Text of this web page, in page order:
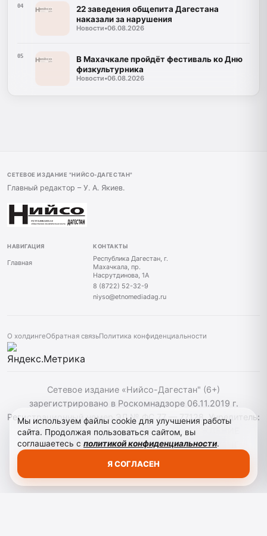
04
22 заведения общепита Дагестана
наказали за нарушения
Новости•06.08.2026
05
В Махачкале пройдёт фестиваль ко Дню
физкультурника
Новости•06.08.2026
СЕТЕВОЕ ИЗДАНИЕ "НИЙСО-ДАГЕСТАН"
Главный редактор – У. А. Якиев.
НАВИГАЦИЯ
Главная
КОНТАКТЫ
Республика Дагестан, г.
Махачкала, пр.
Насрутдинова, 1А
8 (8722) 52-32-9
niyso@etnomediadag.ru
О холдингеОбратная связьПолитика конфиденциальности
Сетевое издание «Нийсо-Дагестан" (6+)
зарегистрировано в Роскомнадзоре 06.11.2019 г.
Регистрационный номер ЭЛ № ФС 77 — 77128. Учредитель:
ГОСУДАРСТВЕННОЕ БЮДЖЕТНОЕ УЧРЕЖДЕНИЕ
РЕСПУБЛИКИ ДАГЕСТАН "ЭТНОМЕДИАХОЛДИНГ
Мы используем файлы cookie для улучшения работы
сайта. Продолжая пользоваться сайтом, вы
соглашаетесь с политикой конфиденциальности.
Я СОГЛАСЕН